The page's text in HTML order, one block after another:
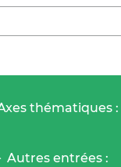
thématiques :
Autres entrées :